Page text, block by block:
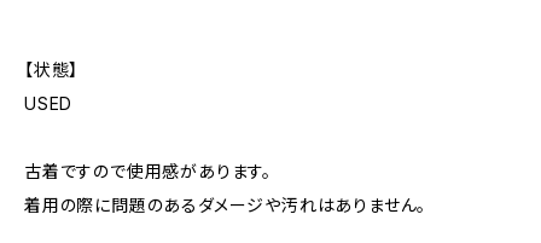
【状態】
USED
古着ですので使用感があります。
着用の際に問題のあるダメージや汚れはありません。